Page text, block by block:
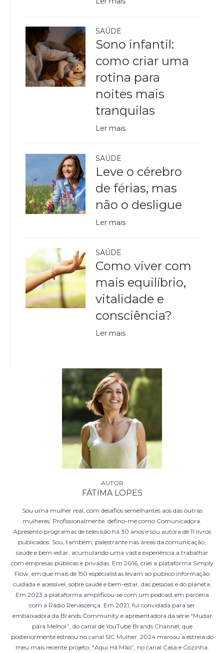
SAÚDE
Sono infantil:
como criar uma
rotina para
noites mais
tranquilas
Ler mais
SAÚDE
Leve o cérebro
de férias, mas
não o desligue
Ler mais
SAÚDE
Como viver com
mais equilíbrio,
vitalidade e
consciência?
Ler mais
FÁTIMA LOPES
Sou uma mulher real, com desafios semelhantes aos das outras
mulheres. Profissionalmente, defino-me como Comunicadora.
Apresento programas de televisão há 30 anos e sou autora de 11 livros
publicados. Sou, também, palestrante nas áreas da comunicação,
saúde e bem-estar, acumulando uma vasta experiência a trabalhar
com empresas públicas e privadas. Em 2016, criei a plataforma Simply
Flow, em que mais de 150 especialistas levam ao público informação
cuidada e acessível, sobre saúde e bem-estar, das pessoas e do planeta.
Em 2023 a plataforma amplificou-se com um podcast em parceria
com a Rádio Renascença. Em 2021, fui convidada para ser
embaixadora da Brands Community e apresentadora da série “Mudar
para Melhor”, do canal de YouTube Brands Channel, que
posteriormente estreou no canal SIC Mulher. 2024 marcou a estreia do
meu mais recente projeto, “Aqui Há Mão”, no canal Casa e Cozinha.